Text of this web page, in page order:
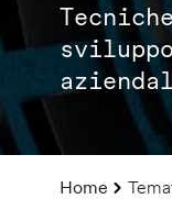
Briciole
Home